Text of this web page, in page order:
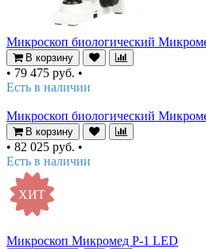
Микроскоп биологический
В корзину
• 79 475 руб. •
Есть в наличии
Микроскоп биологический
В корзину
• 82 025 руб. •
Есть в наличии
ХИТ
Микроскоп Микромед Р-1 LED